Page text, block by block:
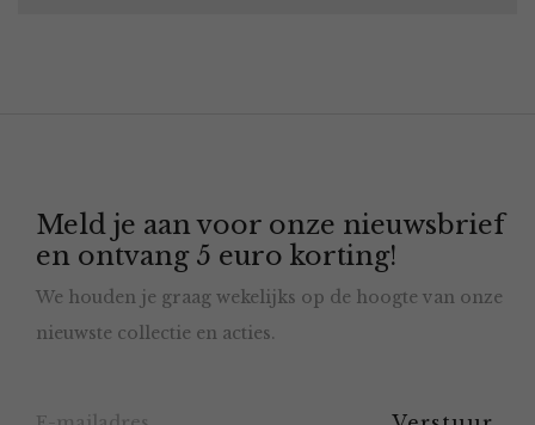
Meld je aan voor onze nieuwsbrief
en ontvang 5 euro korting!
We houden je graag wekelijks op de hoogte van onze
nieuwste collectie en acties.